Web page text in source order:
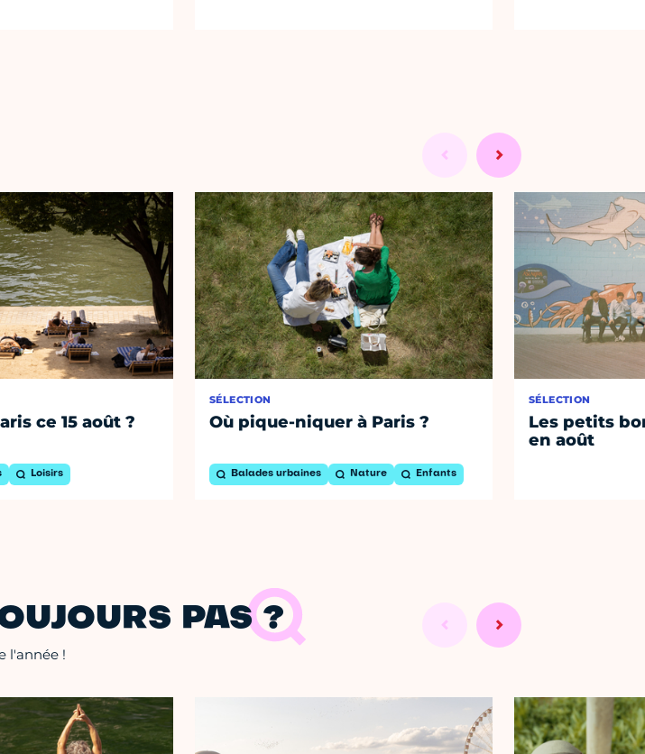
ce 15 août ?
Loisirs
SÉLECTION
Où pique-niquer à Paris ?
Balades urbaines Nature Enfants
SÉLECTION
Les petits
en août
PAS ?
l'année !